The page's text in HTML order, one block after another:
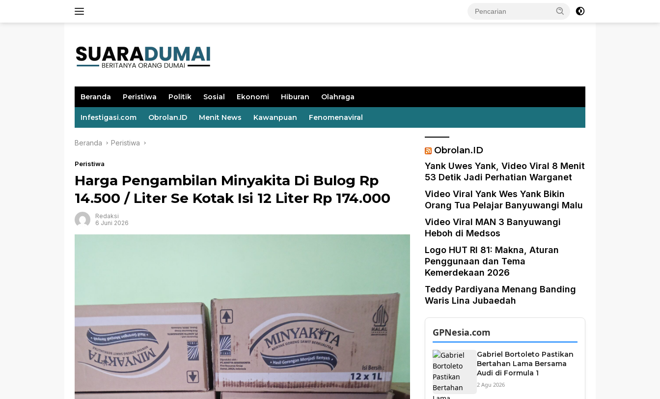
Beranda Peristiwa Politik Sosial Ekonomi Hiburan Olahraga
Infestigasi.com Obrolan.ID Menit News Kawanpuan Fenomenaviral
Beranda Peristiwa
Peristiwa
Harga Pengambilan Minyakita Di Bulog Rp
14.500 / Liter Se Kotak Isi 12 Liter Rp 174.000
Redaksi
6 Juni 2026
Obrolan.ID
Yank Uwes Yank, Video Viral 8 Menit
53 Detik Jadi Perhatian Warganet
Video Viral Yank Wes Yank Bikin
Orang Tua Pelajar Banyuwangi Malu
Video Viral MAN 3 Banyuwangi
Heboh di Medsos
Logo HUT RI 81: Makna, Aturan
Penggunaan dan Tema
Kemerdekaan 2026
Teddy Pardiyana Menang Banding
Waris Lina Jubaedah
GPNesia.com
Gabriel Bortoleto Pastikan
Bertahan Lama Bersama
Audi di Formula 1
2 Agu 2026